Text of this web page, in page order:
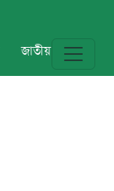
জাতীয় বিশ্ব